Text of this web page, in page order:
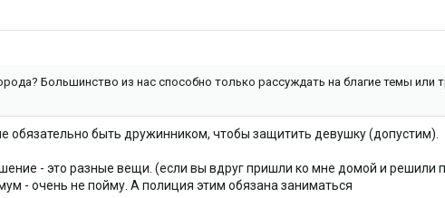
Большинство из нас способно только рассуждать на благие темы или
обязательно быть дружинником, чтобы защитить девушку (допустим).
- это разные вещи. (если вы вдруг пришли ко мне домой и решили
- очень не пойму. А полиция этим обязана заниматься